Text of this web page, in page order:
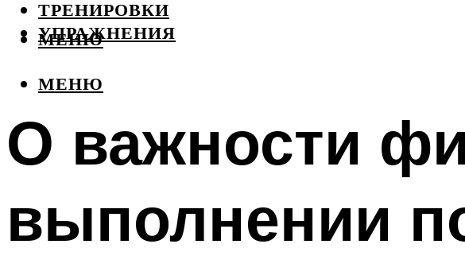
ТРЕНИРОВКИ
УПРАЖНЕНИЯ
МЕНЮ
МЕНЮ
О важности
выполнении